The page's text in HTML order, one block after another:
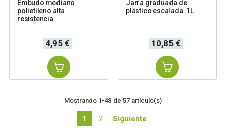
Embudo mediano
polietileno alta
resistencia
Precio
4,95 €
Jarra graduada de
plástico escalada. 1L
Precio
10,85 €
Mostrando 1-48 de 57 artículo(s)
1 2 Siguiente